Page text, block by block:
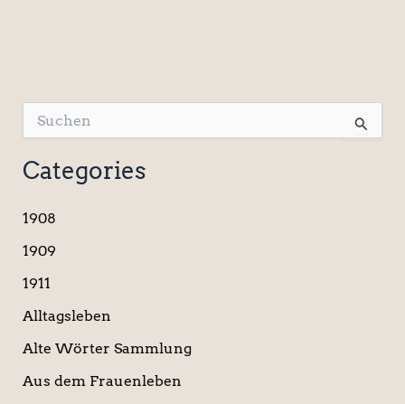
u
c
h
n
a
h
Categories
1908
1909
1911
Alltagsleben
Alte Wörter Sammlung
Aus dem Frauenleben